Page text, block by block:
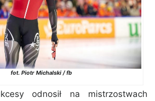
fot. Piotr Michalski / fb
odnosił na mistrzostwach